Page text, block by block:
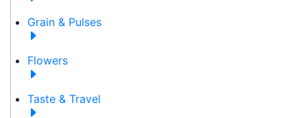
Grain & Pulses
Flowers
Taste & Travel